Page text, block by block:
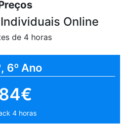
Online
de 4 horas
6º Ano
4 horas